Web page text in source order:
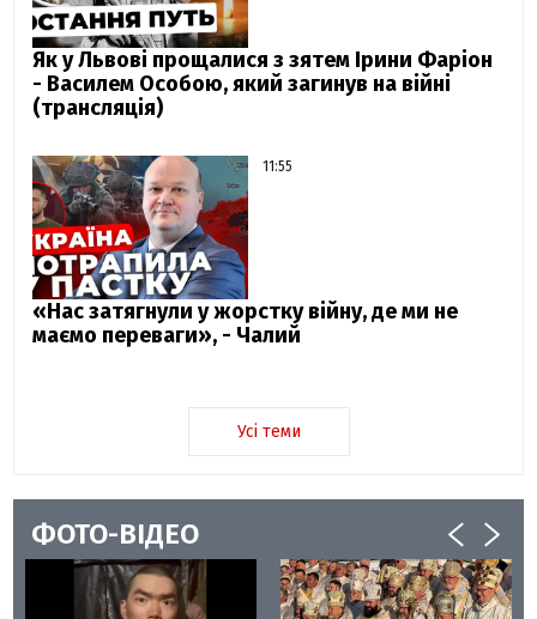
Як у Львові прощалися з зятем Ірини Фаріон
- Василем Особою, який загинув на війні
(трансляція)
11:55
«Нас затягнули у жорстку війну, де ми не
маємо переваги», - Чалий
Усі теми
ФОТО-ВІДЕО